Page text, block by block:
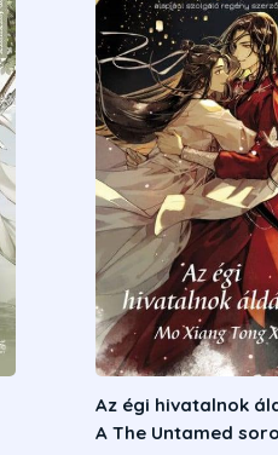
Az égi hivatalnok
A The Untamed